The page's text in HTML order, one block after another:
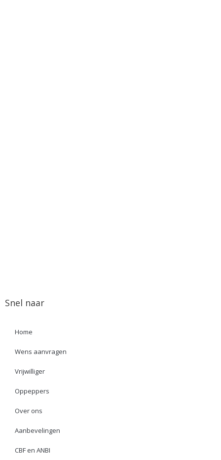
Snel naar
Home
Wens aanvragen
Vrijwilliger
Oppeppers
Over ons
Aanbevelingen
CBF en ANBI